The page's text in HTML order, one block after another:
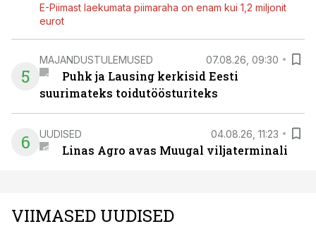
E-Piimast laekumata piimaraha on enam kui 1,2 miljonit
eurot
5
MAJANDUSTULEMUSED 07.08.26, 09:30
Puhk ja Lausing kerkisid Eesti
suurimateks toidutöösturiteks
6 UUDISED 04.08.26, 11:23
Linas Agro avas Muugal viljaterminali
VIIMASED UUDISED